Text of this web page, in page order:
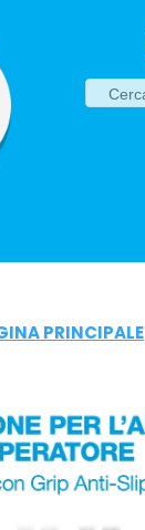
PRINCIPALE